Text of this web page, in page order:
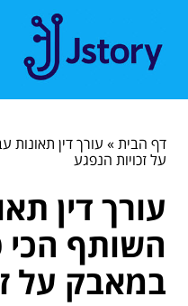
דף הבית» עורך דין
על זכויות הנפגע
עורך דין
השותף
במאבק על